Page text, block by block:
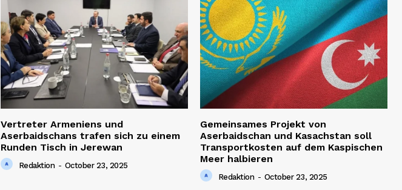
Vertreter Armeniens und
Aserbaidschans trafen sich zu einem
Runden Tisch in Jerewan
Redaktion - October 23, 2025
Gemeinsames Projekt von
Aserbaidschan und Kasachstan soll
Transportkosten auf dem Kaspischen
Meer halbieren
Redaktion - October 23, 2025